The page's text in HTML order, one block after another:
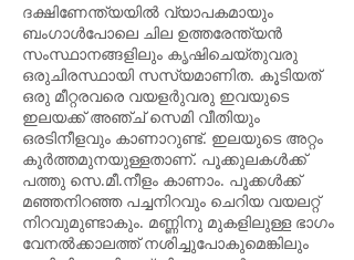
ദക്ഷിണേന്ത്യയിൽ വ്യാപകമായും
ബംഗാൾപോലെ ചില ഉത്തരേന്ത്യൻ
സംസ്ഥാനങ്ങളിലും കൃഷിചെയ്തുവരു
ഒരുചിരസ്ഥായി സസ്യമാണിത. കൂടിയത്
ഒരു മീറ്റരവരെ വയളർുവരു ഇവയുടെ
ഇലയക്ക് അഞ്ച് സെമി വീതിയും
ഒരടിനീളവും കാണാറുണ്ട്. ഇലയുടെ അറ്റം
കൂർത്തമുനയുള്ളതാണ്. പൂക്കുലകൾക്ക്
പത്തു സെ.മീ.നീളം കാണാം. പൂക്കൾക്ക്
മഞ്ഞനിറഞ്ഞ പച്ചനിറവും ചെറിയ വയലറ്റ്
നിറവുമുണ്ടാകും. മണ്ണിനു മുകളിലുള്ള ഭാഗം
വേനൽക്കാലത്ത് നശിച്ചുപോകുമെങ്കിലും